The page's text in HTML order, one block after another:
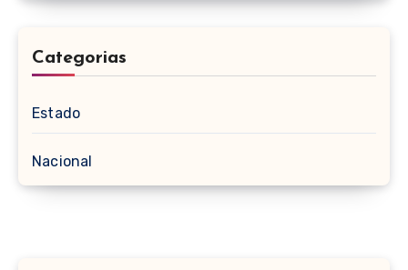
Categorias
Estado
Nacional